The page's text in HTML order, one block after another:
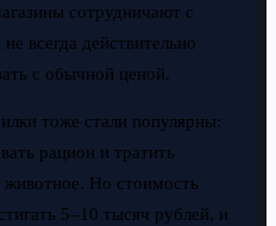
сотрудничают с
всегда действительно
с обычной ценой.
тоже стали популярны:
рацион и тратить
Но стоимость
5–10 тысяч рублей, и